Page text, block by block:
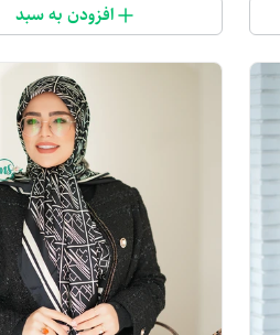
افزودن به سبد